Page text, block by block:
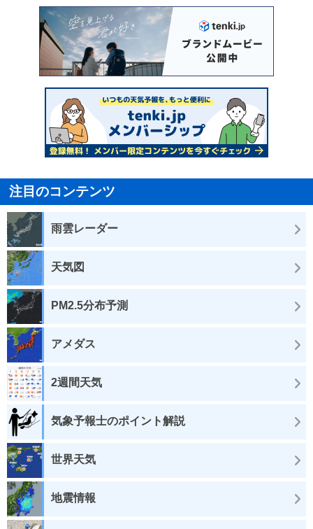
注目のコンテンツ
雨雲レーダー
天気図
PM2.5分布予測
アメダス
2週間天気
気象予報士のポイント解説
世界天気
地震情報